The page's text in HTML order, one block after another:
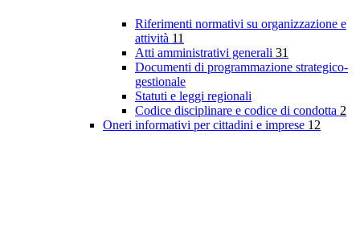
Riferimenti normativi su organizzazione e
attività 11
Atti amministrativi generali 31
Documenti di programmazione strategico-
gestionale
Statuti e leggi regionali
Codice disciplinare e codice di condotta 2
Oneri informativi per cittadini e imprese 12